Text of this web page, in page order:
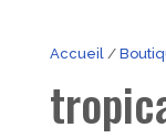
Accueil/